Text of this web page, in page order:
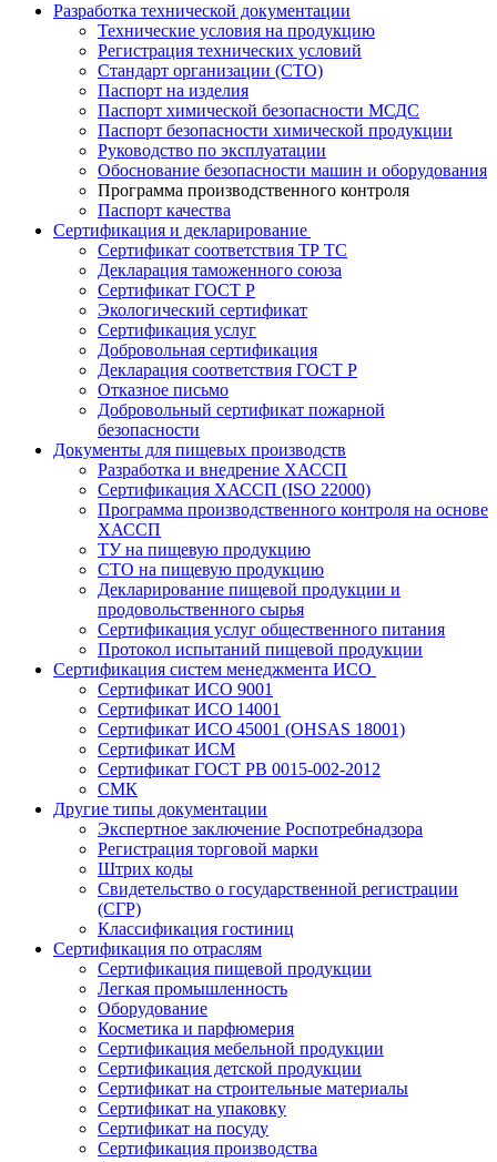
Разработка технической документации
Технические условия на продукцию
Регистрация технических условий
Стандарт организации (СТО)
Паспорт на изделия
Паспорт химической безопасности МСДС
Паспорт безопасности химической продукции
Руководство по эксплуатации
Обоснование безопасности машин и оборудования
Программа производственного контроля
Паспорт качества
Сертификация и декларирование
Сертификат соответствия ТР ТС
Декларация таможенного союза
Сертификат ГОСТ Р
Экологический сертификат
Сертификация услуг
Добровольная сертификация
Декларация соответствия ГОСТ Р
Отказное письмо
Добровольный сертификат пожарной
безопасности
Документы для пищевых производств
Разработка и внедрение ХАССП
Сертификация ХАССП (ISO 22000)
Программа производственного контроля на основе
ХАССП
ТУ на пищевую продукцию
СТО на пищевую продукцию
Декларирование пищевой продукции и
продовольственного сырья
Сертификация услуг общественного питания
Протокол испытаний пищевой продукции
Сертификация систем менеджмента ИСО
Сертификат ИСО 9001
Сертификат ИСО 14001
Сертификат ИСО 45001 (OHSAS 18001)
Сертификат ИСМ
Сертификат ГОСТ РВ 0015-002-2012
СМК
Другие типы документации
Экспертное заключение Роспотребнадзора
Регистрация торговой марки
Штрих коды
Свидетельство о государственной регистрации
(СГР)
Классификация гостиниц
Сертификация по отраслям
Сертификация пищевой продукции
Легкая промышленность
Оборудование
Косметика и парфюмерия
Сертификация мебельной продукции
Сертификация детской продукции
Сертификат на строительные материалы
Сертификат на упаковку
Сертификат на посуду
Сертификация производства